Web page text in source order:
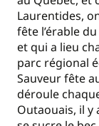
Laurentides,
fête l’érable
et qui a lieu
parc régional
Sauveur fête
déroule
Outaouais, il y